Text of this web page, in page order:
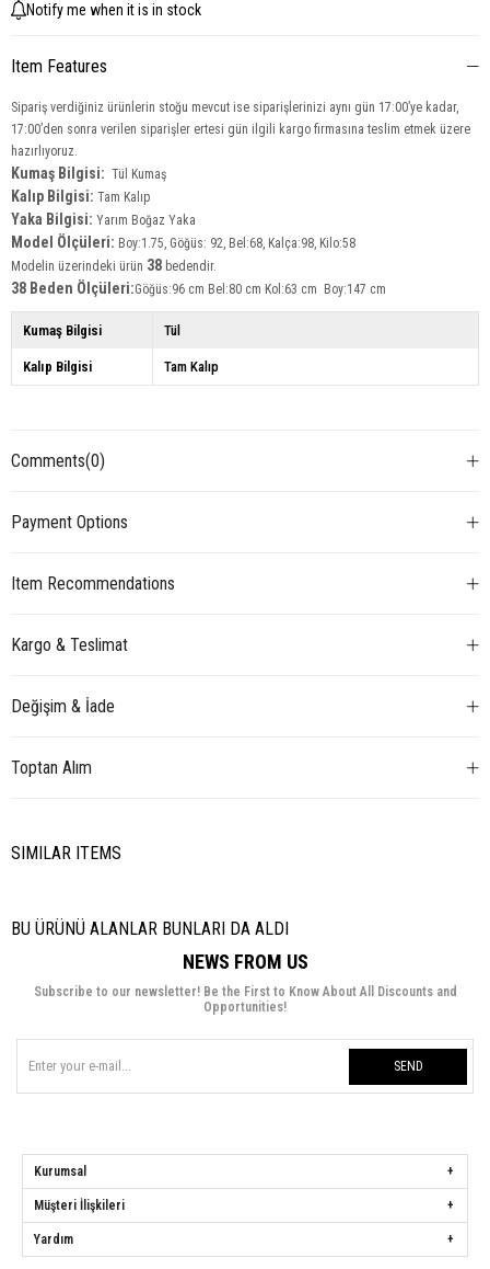
Notify me when it is in stock
Item Features
Sipariş verdiğiniz ürünlerin stoğu mevcut ise siparişlerinizi aynı gün 17:00’ye kadar,
17:00’den sonra verilen siparişler ertesi gün ilgili kargo firmasına teslim etmek üzere
hazırlıyoruz.
Kumaş Bilgisi: Tül Kumaş
Kalıp Bilgisi: Tam Kalıp
Yaka Bilgisi: Yarım Boğaz Yaka
Model Ölçüleri: Boy:1.75, Göğüs: 92, Bel:68, Kalça:98, Kilo:58
Modelin üzerindeki ürün 38 bedendir.
38 Beden Ölçüleri:Göğüs:96 cm Bel:80 cm Kol:63 cm Boy:147 cm
Kumaş Bilgisi Tül
Kalıp Bilgisi Tam Kalıp
Comments(0)
Payment Options
Item Recommendations
Kargo & Teslimat
Değişim & İade
Toptan Alım
SIMILAR ITEMS
BU ÜRÜNÜ ALANLAR BUNLARI DA ALDI
NEWS FROM US
Subscribe to our newsletter! Be the First to Know About All Discounts and
Opportunities!
SEND
Kurumsal
Müşteri İlişkileri
Yardım